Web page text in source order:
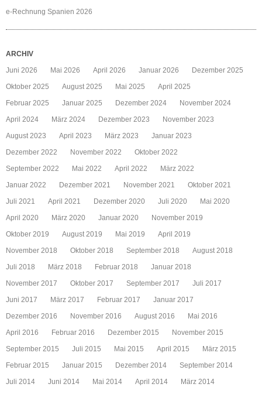
e-Rechnung Spanien 2026
ARCHIV
Juni 2026
Mai 2026 April 2026 Januar 2026
Dezember 2025
Oktober 2025
August 2025 Mai 2025
April 2025
Februar 2025
Januar 2025 Dezember 2024
November 2024
April 2024
März 2024 Dezember 2023
November 2023
August 2023
April 2023 März 2023
Januar 2023
Dezember 2022
November 2022
Oktober 2022
September 2022
Mai 2022 April 2022
März 2022
Januar 2022
Dezember 2021 November 2021
Oktober 2021
Juli 2021
April 2021 Dezember 2020 Juli 2020
Mai 2020
April 2020
März 2020 Januar 2020
November 2019
Oktober 2019
August 2019 Mai 2019
April 2019
November 2018
Oktober 2018 September 2018
August 2018
Juli 2018
März 2018 Februar 2018
Januar 2018
November 2017
Oktober 2017 September 2017
Juli 2017
Juni 2017
März 2017 Februar 2017
Januar 2017
Dezember 2016
November 2016 August 2016
Mai 2016
April 2016
Februar 2016 Dezember 2015
November 2015
September 2015
Juli 2015 Mai 2015 April 2015
März 2015
Februar 2015
Januar 2015 Dezember 2014
September 2014
Juli 2014
Juni 2014 Mai 2014 April 2014 März 2014